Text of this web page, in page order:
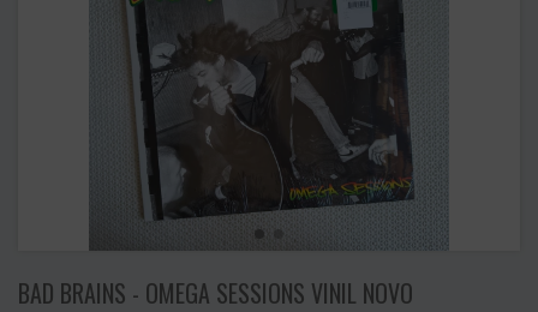
BAD BRAINS - OMEGA SESSIONS VINIL NOVO